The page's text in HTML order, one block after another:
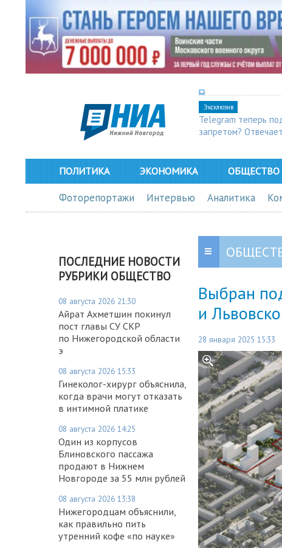
Эксклюзив
Telegram теперь
запретом?
ПОЛИТИКА ЭКОНОМИКА ОБЩЕСТВО
Фоторепортажи Интервью Аналитика
ПОСЛЕДНИЕ НОВОСТИ
РУБРИКИ ОБЩЕСТВО
08 августа 2026 21:30
Айрат Ахметшин покинул
пост главы СУ СКР
по Нижегородской области
э
08 августа 2026 15:33
Гинеколог-хирург объяснила,
когда врачи могут отказать
в интимной платике
08 августа 2026 14:25
Один из корпусов
Блиновского пассажа
продают в Нижнем
Новгороде за 55 млн рублей
08 августа 2026 13:38
Нижегородцам объяснили,
как правильно пить
утренний кофе «по науке»
Выбран
и
28 января 2025 15:33